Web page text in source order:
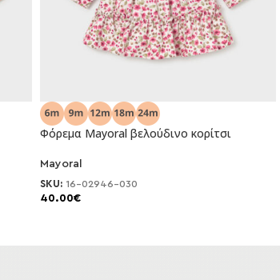
NEO
Φόρεμα Mayoral βελούδινο κορίτσι
Mayoral
SKU: 16-02946-030
40.00€